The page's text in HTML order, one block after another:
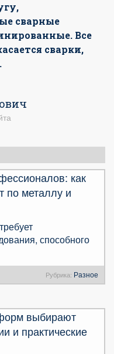
сварные
Все
сварки,
как
по металлу и
способного
Рубрика: Разное
выбирают
и практические